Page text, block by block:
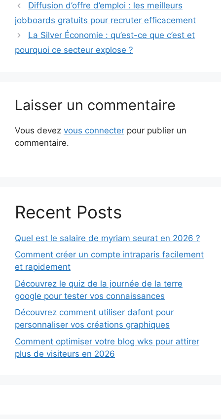
Diffusion d’offre d’emploi : les meilleurs
jobboards gratuits pour recruter efficacement
La Silver Économie : qu’est-ce que c’est et
pourquoi ce secteur explose ?
Laisser un commentaire
Vous devez vous connecter pour publier un
commentaire.
Recent Posts
Quel est le salaire de myriam seurat en 2026 ?
Comment créer un compte intraparis facilement
et rapidement
Découvrez le quiz de la journée de la terre
google pour tester vos connaissances
Découvrez comment utiliser dafont pour
personnaliser vos créations graphiques
Comment optimiser votre blog wks pour attirer
plus de visiteurs en 2026